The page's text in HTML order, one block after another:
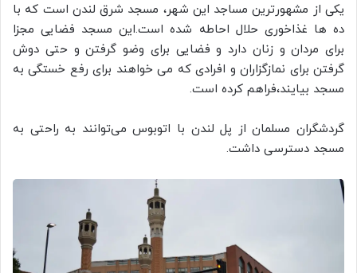
یکی از مشهورترین مساجد این شهر، مسجد شرق لندن است که با
ده ها غذاخوری حلال احاطه شده است.این مسجد فضایی مجزا
برای مردان و زنان دارد و فضایی برای وضو گرفتن و حتی دوش
گرفتن برای نمازگزاران و افرادی که می خواهند برای رفع خستگی به
مسجد بیایند،فراهم کرده است.
گردشگران مسلمان از پل لندن با اتوبوس می‌توانند به راحتی به
مسجد دسترسی داشت.